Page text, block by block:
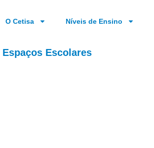
O Cetisa Níveis de Ensino
Escolares